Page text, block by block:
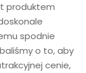
produktem
spodnie
o to, aby
cenie,